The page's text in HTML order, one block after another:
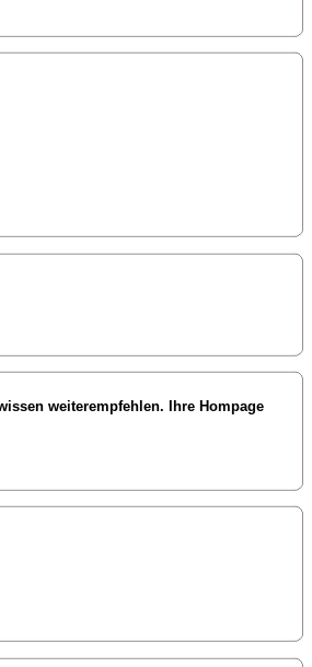
weiterempfehlen. Ihre Hompage